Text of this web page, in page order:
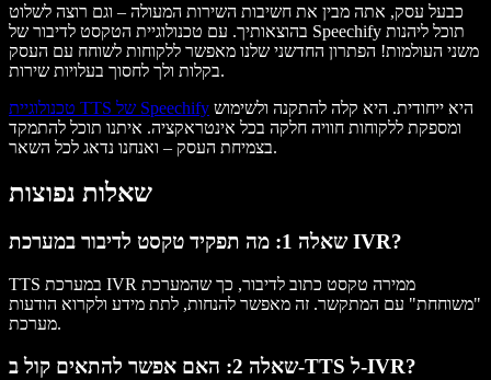
כבעל עסק, אתה מבין את חשיבות השירות המעולה – וגם רוצה לשלוט
בהוצאותיך. עם טכנולוגיית הטקסט לדיבור של Speechify תוכל ליהנות
משני העולמות! הפתרון החדשני שלנו מאפשר ללקוחות לשוחח עם העסק
בקלות ולך לחסוך בעלויות שירות.
טכנולוגיית TTS של Speechify
ומספקת ללקוחות חוויה חלקה בכל אינטראקציה. איתנו תוכל להתמקד
בצמיחת העסק – ואנחנו נדאג לכל השאר.
שאלות נפוצות
שאלה 1: מה תפקיד טקסט לדיבור במערכת IVR?
TTS במערכת IVR ממירה טקסט כתוב לדיבור, כך שהמערכת
"משוחחת" עם המתקשר. זה מאפשר להנחות, לתת מידע ולקרוא הודעות
מערכת.
שאלה 2: האם אפשר להתאים קול ב-TTS ל-IVR?